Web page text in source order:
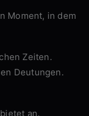
Deutungen.
an.